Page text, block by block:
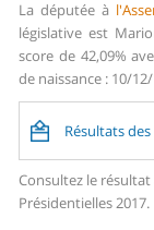
La députée à
législative est
score de 42,09%
de naissance : 10/
Résultats
Consultez le
Présidentielles 2017.